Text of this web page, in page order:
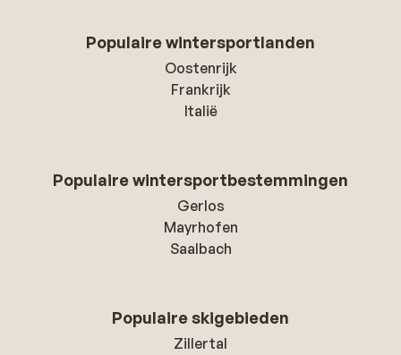
Populaire wintersportlanden
Oostenrijk
Frankrijk
Italië
Populaire wintersportbestemmingen
Gerlos
Mayrhofen
Saalbach
Populaire skigebieden
Zillertal